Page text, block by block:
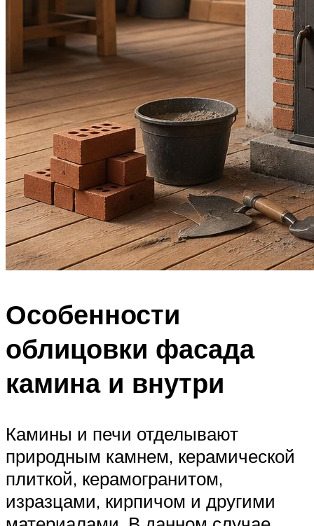
Особенности
облицовки фасада
камина и внутри
Камины и печи отделывают
природным камнем, керамической
плиткой, керамогранитом,
изразцами, кирпичом и другими